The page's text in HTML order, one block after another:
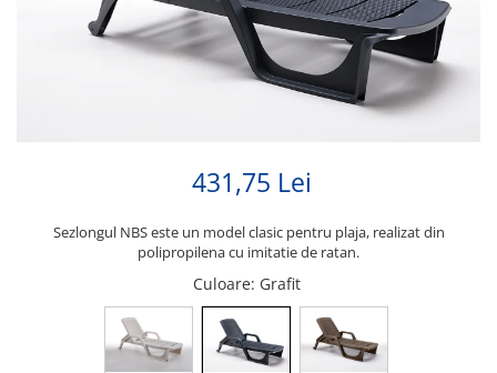
431,75 Lei
Sezlongul NBS este un model clasic pentru plaja, realizat din
polipropilena cu imitatie de ratan.
Culoare: Grafit